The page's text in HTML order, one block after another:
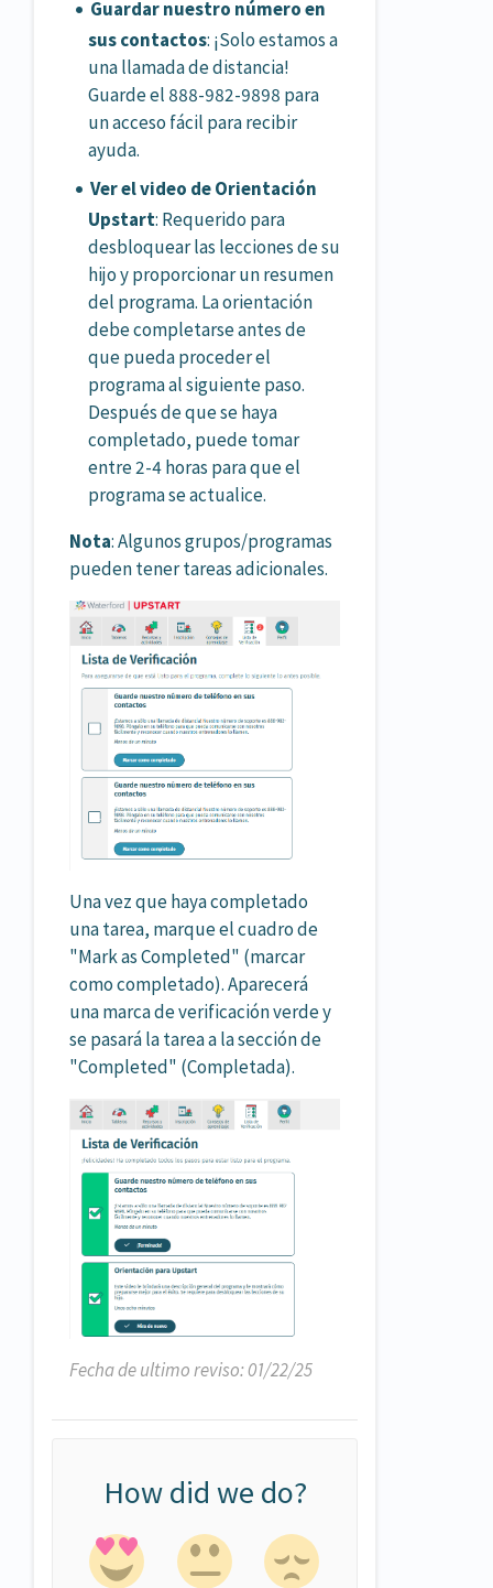
Guardar nuestro número en
sus contactos: ¡Solo estamos a
una llamada de distancia!
Guarde el 888-982-9898 para
un acceso fácil para recibir
ayuda.
Ver el video de Orientación
Upstart: Requerido para
desbloquear las lecciones de su
hijo y proporcionar un resumen
del programa. La orientación
debe completarse antes de
que pueda proceder el
programa al siguiente paso.
Después de que se haya
completado, puede tomar
entre 2-4 horas para que el
programa se actualice.
Nota: Algunos grupos/programas
pueden tener tareas adicionales.
Una vez que haya completado
una tarea, marque el cuadro de
"Mark as Completed" (marcar
como completado). Aparecerá
una marca de verificación verde y
se pasará la tarea a la sección de
"Completed" (Completada).
Fecha de ultimo reviso: 01/22/25
How did we do?